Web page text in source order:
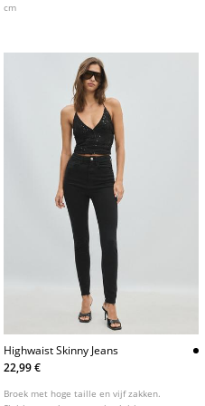
cm
Highwaist Skinny Jeans
22,99 €
Broek met hoge taille en vijf zakken.